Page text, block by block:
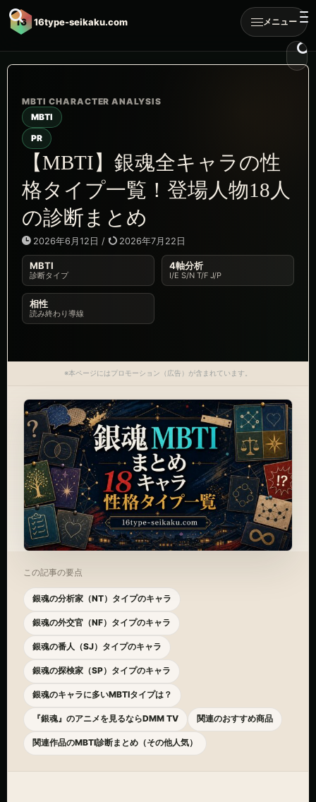
16 16type-seikaku.com メニュー
MBTI
PR
【MBTI】銀魂全キャラの性
格タイプ一覧！登場人物18人
の診断まとめ
2026年6月12日 / 2026年7月22日
MBTI
診断タイプ
4軸分析
I/E S/N T/F J/P
相性
読み終わり導線
※本ページにはプロモーション（広告）が含まれています。
この記事の要点
銀魂の分析家（NT）タイプのキャラ
銀魂の外交官（NF）タイプのキャラ
銀魂の番人（SJ）タイプのキャラ
銀魂の探検家（SP）タイプのキャラ
銀魂のキャラに多いMBTIタイプは？
『銀魂』のアニメを見るならDMM TV 関連のおすすめ商品
関連作品のMBTI診断まとめ（その他人気）